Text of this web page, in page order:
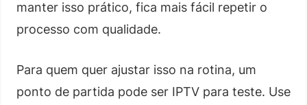
manter isso prático, fica mais fácil repetir o
processo com qualidade.
Para quem quer ajustar isso na rotina, um
ponto de partida pode ser IPTV para teste. Use